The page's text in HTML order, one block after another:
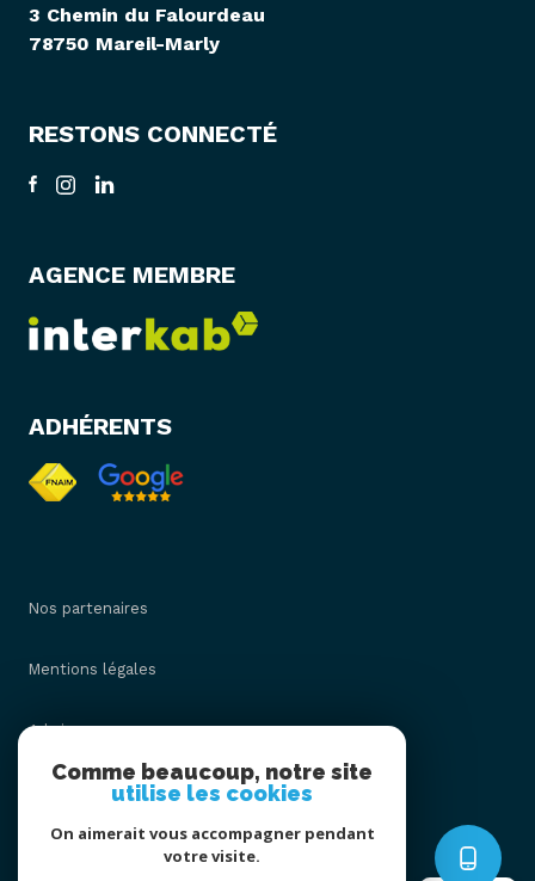
3 Chemin du Falourdeau
78750 Mareil-Marly
RESTONS CONNECTÉ
AGENCE MEMBRE
ADHÉRENTS
Nos partenaires
Mentions légales
Admin
Nos honoraires
Comme beaucoup, notre site
utilise les cookies
On aimerait vous accompagner pendant
votre visite.